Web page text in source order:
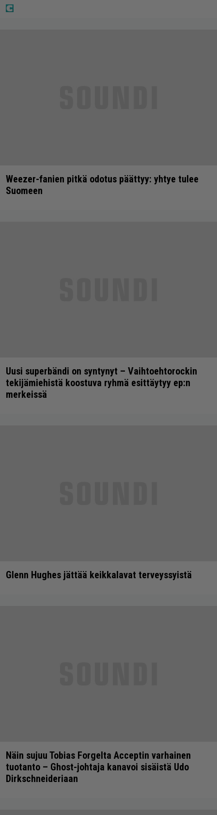
Weezer-fanien pitkä odotus päättyy: yhtye tulee
Suomeen
Uusi superbändi on syntynyt – Vaihtoehtorockin
tekijämiehistä koostuva ryhmä esittäytyy ep:n
merkeissä
Glenn Hughes jättää keikkalavat terveyssyistä
Näin sujuu Tobias Forgelta Acceptin varhainen
tuotanto – Ghost-johtaja kanavoi sisäistä Udo
Dirkschneideriaan